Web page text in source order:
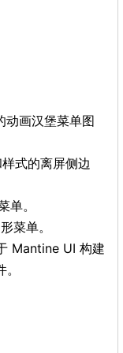
画汉堡菜单图
式的离屏侧边
单。
菜单。
Mantine UI 构建